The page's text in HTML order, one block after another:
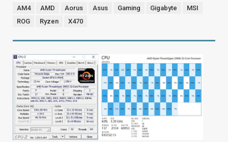
AM4 AMD Aorus Asus Gaming Gigabyte
MSI
ROG
Ryzen X470